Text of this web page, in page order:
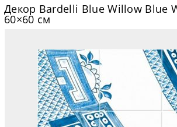
Декор Bardelli Blue Willow Blue
60×60 см